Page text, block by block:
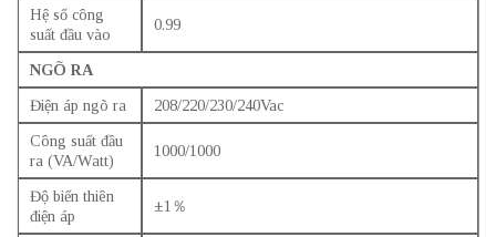
Hệ số công
suất đầu vào
0.99
NGÕ RA
Điện áp ngõ ra
208/220/230/240Vac
Công suất đầu
ra (VA/Watt)
1000/1000
Độ biến thiên
điện áp
±1％